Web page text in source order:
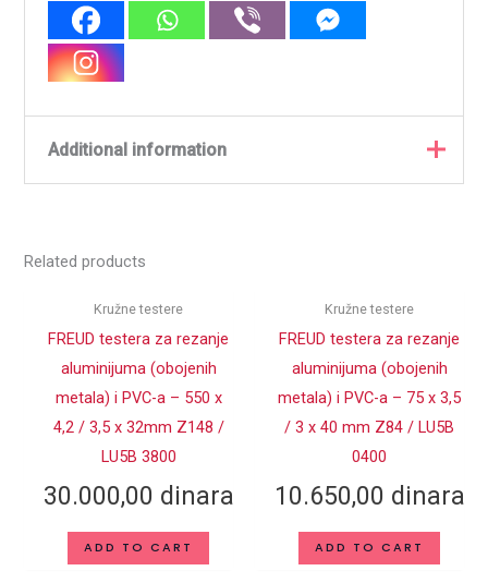
Additional information
Proizvođač
MATERIJAL
TiCo – Titanijum Kobalt
DEBLJINA TELA
TESTERE (mm)
BROJ ZUBA Z
CENTRALNI
OTVOR d (mm)
50
SPOLJNI
Related products
Kružne testere
FREUD testera za rezanje
aluminijuma (obojenih
metala) i PVC-a – 550 x
4,2 / 3,5 x 32mm Z148 /
LU5B 3800
30.000,00 dinara
ADD TO CART
Kružne testere
FREUD testera za rezanje
aluminijuma (obojenih
metala) i PVC-a – 75 x 3,5
/ 3 x 40 mm Z84 / LU5B
0400
10.650,00 dinara
ADD TO CART